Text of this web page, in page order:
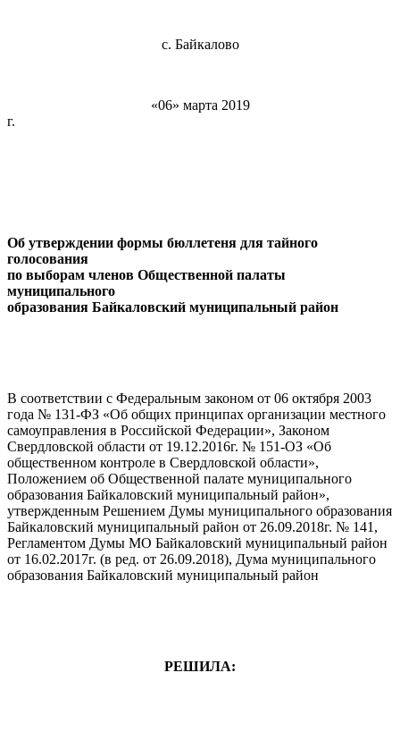
с. Байкалово
«06» марта 2019
г. №
Об утверждении формы бюллетеня для тайного
голосования
по выборам членов Общественной палаты
муниципального
образования Байкаловский муниципальный район
В соответствии с Федеральным законом от 06 октября 2003
года № 131-ФЗ «Об общих принципах организации местного
самоуправления в Российской Федерации», Законом
Свердловской области от 19.12.2016г. № 151-ОЗ «Об
общественном контроле в Свердловской области»,
Положением об Общественной палате муниципального
образования Байкаловский муниципальный район»,
утвержденным Решением Думы муниципального образования
Байкаловский муниципальный район от 26.09.2018г. № 141,
Регламентом Думы МО Байкаловский муниципальный район
от 16.02.2017г. (в ред. от 26.09.2018), Дума муниципального
образования Байкаловский муниципальный район
РЕШИЛА: